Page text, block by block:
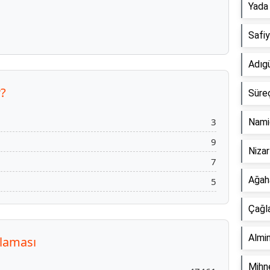
3
9
7
5